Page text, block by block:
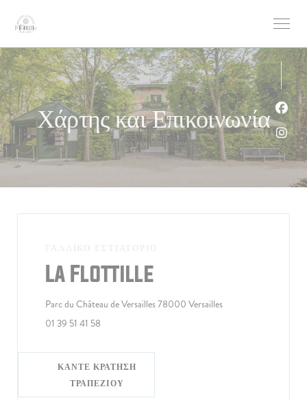
Χάρτης και Επικοινωνία
ΓΑΛΛΙΚΌ ΕΣΤΙΑΤΌΡΙΟ
La Flottille
Parc du Château de Versailles 78000 Versailles((ανοίγει σε νέο
01 39 51 41 58
ΚΆΝΤΕ ΚΡΆΤΗΣΗ
ΤΡΑΠΕΖΙΟΎ